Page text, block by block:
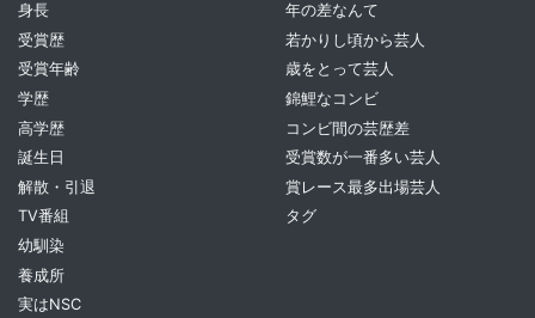
身長
受賞歴
受賞年齢
学歴
高学歴
誕生日
解散・引退
TV番組
幼馴染
養成所
実はNSC
年の差なんて
若かりし頃から芸人
歳をとって芸人
錦鯉なコンビ
コンビ間の芸歴差
受賞数が一番多い芸人
賞レース最多出場芸人
タグ